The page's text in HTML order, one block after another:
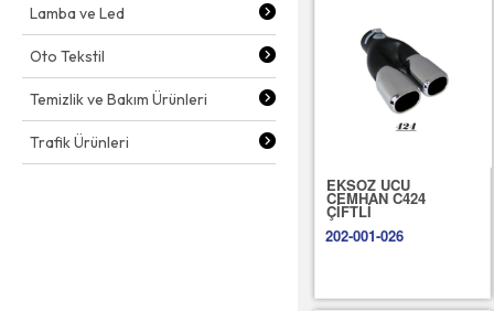
Lamba ve Led
Oto Tekstil
Temizlik ve Bakım Ürünleri
Trafik Ürünleri
EKSOZ UCU
CEMHAN C424
ÇİFTLİ
202-001-026